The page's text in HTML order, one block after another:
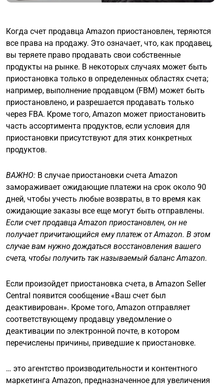
Когда счет продавца Amazon приостановлен, теряются
все права на продажу. Это означает, что, как продавец,
вы теряете право продавать свои собственные
продукты на рынке. В некоторых случаях может быть
приостановка только в определенных областях счета;
например, выполнение продавцом (FBM) может быть
приостановлено, и разрешается продавать только
через FBA. Кроме того, Amazon может приостановить
часть ассортимента продуктов, если условия для
приостановки присутствуют для этих конкретных
продуктов.
ВАЖНО: В случае приостановки счета Amazon
замораживает ожидающие платежи на срок около 90
дней, чтобы учесть любые возвраты, в то время как
ожидающие заказы все еще могут быть отправлены.
Если счет продавца Amazon приостановлен, он не
получает причитающийся ему платеж от Amazon. В этом
случае вам нужно дождаться восстановления вашего
счета, чтобы получить так называемый баланс Amazon.
Если произойдет приостановка счета, в Amazon Seller
Central появится сообщение «Ваш счет был
деактивирован». Кроме того, Amazon отправляет
соответствующему продавцу уведомление о
деактивации по электронной почте, в котором
перечислены причины, приведшие к приостановке.
… это агентство производительности и контентного
маркетинга Amazon, предназначенное для увеличения